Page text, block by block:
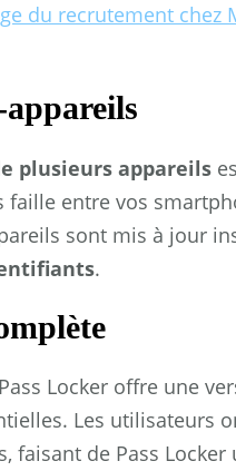
du recrutement
plusieurs appareils
entre vos
sont mis à jour
.
Locker offre une
Les utilisateurs
faisant de Pass